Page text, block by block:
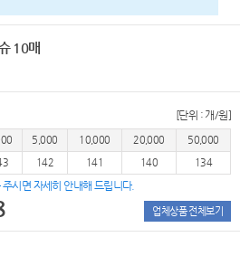
10매
[단위 : 개/원]
5,000 10,000 20,000
50,000
142 141 140 134
시면 자세히 안내해 드립니다.
업체상품 전체보기